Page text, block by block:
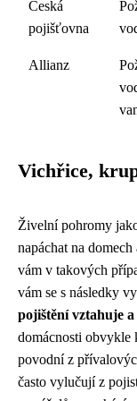
Česká
pojišťovna
Allianz
Vichřice,
Živelní pohromy
napáchat na
vám v takových
vám se s následky
pojištění vztahuje
domácnosti obvykle
povodní z
často vylučují z